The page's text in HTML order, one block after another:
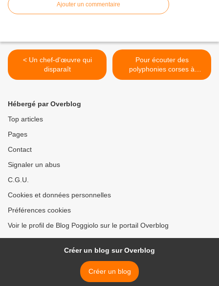
Ajouter un commentaire
< Un chef-d'œuvre qui
disparaît
Pour écouter des
polyphonies corses à
Marseille >
Hébergé par Overblog
Top articles
Pages
Contact
Signaler un abus
C.G.U.
Cookies et données personnelles
Préférences cookies
Voir le profil de Blog Poggiolo sur le portail Overblog
Créer un blog sur Overblog
Créer un blog